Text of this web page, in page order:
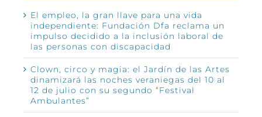
El empleo, la gran llave para una vida
independiente: Fundación Dfa reclama un
impulso decidido a la inclusión laboral de
las personas con discapacidad
Clown, circo y magia: el Jardín de las Artes
dinamizará las noches veraniegas del 10 al
12 de julio con su segundo “Festival
Ambulantes”